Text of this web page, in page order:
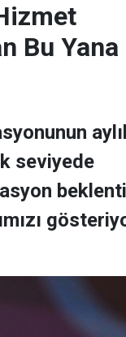
Bu Yana
seviyede